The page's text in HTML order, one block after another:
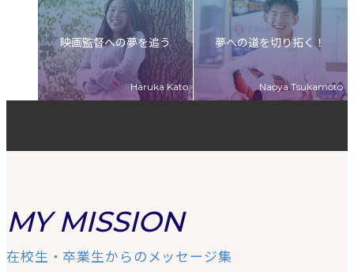
映画監督への夢を追う 夢への道を切り拓く！
MY MISSION
在校生・卒業生からのメッセージ集